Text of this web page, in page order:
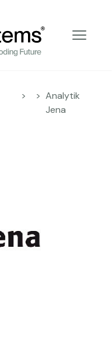
Decoding Future
> > Analytik
Jena